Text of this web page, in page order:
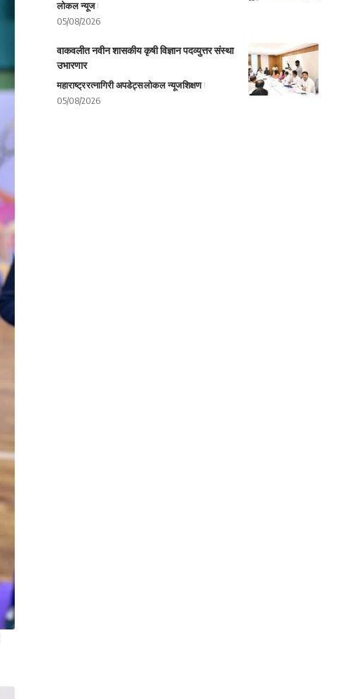
लोकल न्यूज
05/08/2026
वाकवलीत नवीन शासकीय कृषी विज्ञान पदव्युत्तर संस्था
उभारणार
महाराष्ट्ररत्नागिरी अपडेट्सलोकल न्यूजशिक्षण
05/08/2026